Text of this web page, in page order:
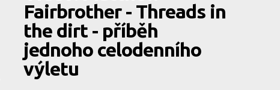
Fairbrother - Threads in
the dirt - příběh
jednoho celodenního
výletu